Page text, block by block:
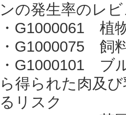
ンの発生率のレ
・G1000061 植
・G1000075 飼
・G1000101 ブ
ら得られた肉及
るリスク